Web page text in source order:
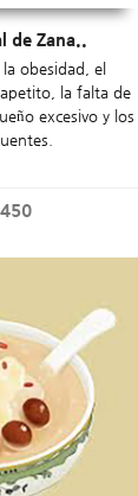
de Zana..
obesidad, el
la falta de
excesivo y los
450